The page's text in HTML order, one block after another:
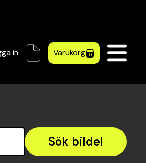
in Varukorg
Sök bildel